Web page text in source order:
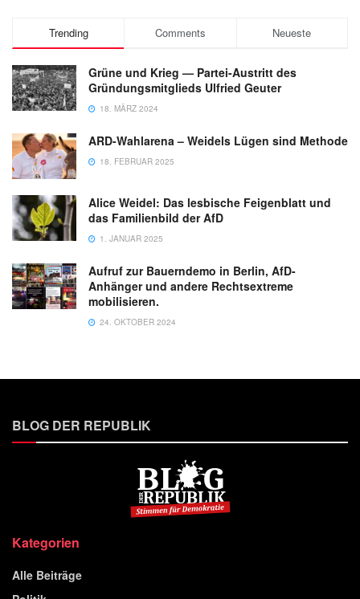
Trending Comments Neueste
Grüne und Krieg — Partei-Austritt des
Gründungsmitglieds Ulfried Geuter
18. MÄRZ 2024
ARD-Wahlarena – Weidels Lügen sind Methode
18. FEBRUAR 2025
Alice Weidel: Das lesbische Feigenblatt und
das Familienbild der AfD
1. JANUAR 2025
Aufruf zur Bauerndemo in Berlin, AfD-
Anhänger und andere Rechtsextreme
mobilisieren.
24. OKTOBER 2024
BLOG DER REPUBLIK
Kategorien
Alle Beiträge